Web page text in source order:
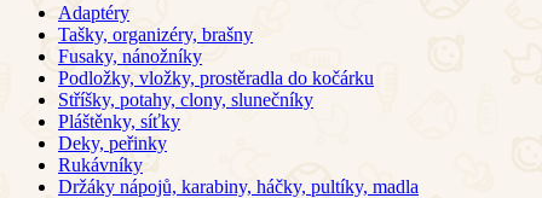
Adaptéry
Tašky, organizéry, brašny
Fusaky, nánožníky
Podložky, vložky, prostěradla do kočárku
Stříšky, potahy, clony, slunečníky
Pláštěnky, síťky
Deky, peřinky
Rukávníky
Držáky nápojů, karabiny, háčky, pultíky, madla